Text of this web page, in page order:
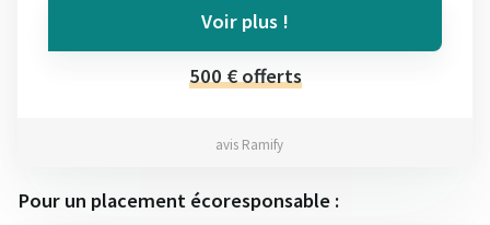
Voir plus !
500 € offerts
avis Ramify
Pour un placement écoresponsable :